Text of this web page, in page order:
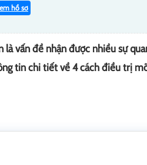
hồ sơ
vấn đề nhận được nhiều sự
tin chi tiết về 4 cách điều trị